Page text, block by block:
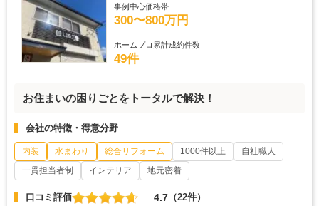
事例中心価格帯
300〜800万円
ホームプロ累計成約件数
49件
お住まいの困りごとをトータルで解決！
会社の特徴・得意分野
内装 水まわり 総合リフォーム 1000件以上
自社職人
一貫担当者制
インテリア 地元密着
口コミ評価 4.7 （22件）